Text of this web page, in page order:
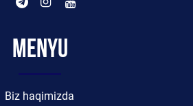
Menyu
Biz haqimizda